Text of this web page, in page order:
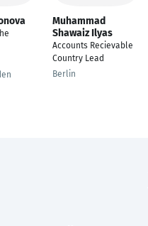
Muhammad
Shawaiz Ilyas
Accounts Recievable
Country Lead
Berlin